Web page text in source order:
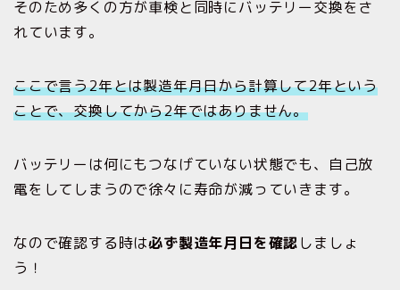
そのため多くの方が車検と同時にバッテリー交換をさ
れています。
ここで言う2年とは製造年月日から計算して2年という
ことで、交換してから2年ではありません。
バッテリーは何にもつなげていない状態でも、自己放
電をしてしまうので徐々に寿命が減っていきます。
なので確認する時は必ず製造年月日を確認しましょ
う！